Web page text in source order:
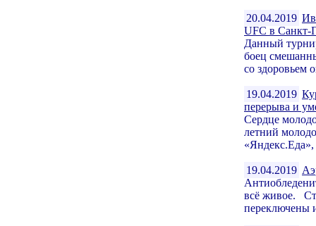
20.04.2019
UFC в Санкт-
Данный
боец
со здоровьем
19.04.2019
перерыва и
Сердце
летний
«Яндекс.Еда»,
19.04.2019
всё живое.
переключены